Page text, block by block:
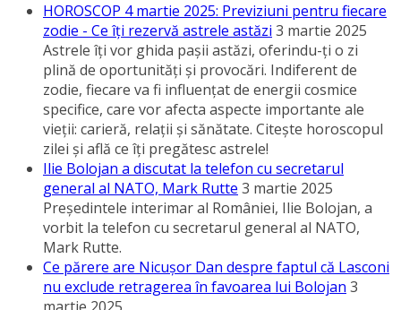
HOROSCOP 4 martie 2025: Previziuni pentru fiecare
zodie - Ce îţi rezervă astrele astăzi 3 martie 2025
Astrele îţi vor ghida paşii astăzi, oferindu-ţi o zi
plină de oportunităţi şi provocări. Indiferent de
zodie, fiecare va fi influenţat de energii cosmice
specifice, care vor afecta aspecte importante ale
vieţii: carieră, relaţii şi sănătate. Citeşte horoscopul
zilei şi află ce îţi pregătesc astrele!
Ilie Bolojan a discutat la telefon cu secretarul
general al NATO, Mark Rutte 3 martie 2025
Preşedintele interimar al României, Ilie Bolojan, a
vorbit la telefon cu secretarul general al NATO,
Mark Rutte.
Ce părere are Nicuşor Dan despre faptul că Lasconi
nu exclude retragerea în favoarea lui Bolojan 3